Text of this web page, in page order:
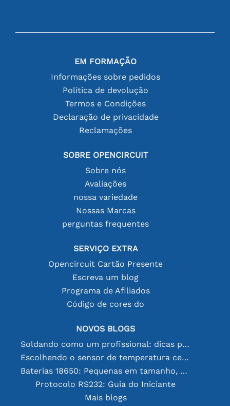
EM FORMAÇÃO
Informações sobre pedidos
Política de devolução
Termos e Condições
Declaração de privacidade
Reclamações
SOBRE OPENCIRCUIT
Sobre nós
Avaliações
nossa variedade
Nossas Marcas
perguntas frequentes
SERVIÇO EXTRA
Opencircuit Cartão Presente
Escreva um blog
Programa de Afiliados
Código de cores do
NOVOS BLOGS
Soldando como um profissional: dicas para conexões eletrônicas perfeitas
Escolhendo o sensor de temperatura certo [youtube]
Baterias 18650: Pequenas em tamanho, grandes em desempenho
Protocolo RS232: Guia do Iniciante
Mais blogs